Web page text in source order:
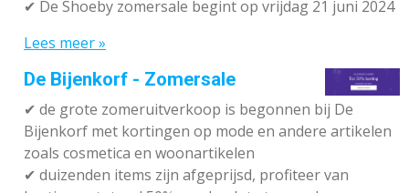
✔ De Shoeby zomersale begint op vrijdag 21 juni 2024
Lees meer »
De Bijenkorf - Zomersale
✔ de grote zomeruitverkoop is begonnen bij De
Bijenkorf met kortingen op mode en andere artikelen
zoals cosmetica en woonartikelen
✔ duizenden items zijn afgeprijsd, profiteer van